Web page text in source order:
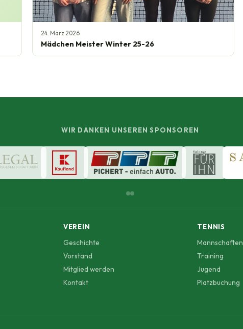
24. März 2026
Mädchen Meister Winter 25-26
WIR DANKEN UNSEREN SPONSOREN
VEREIN
Geschichte
Vorstand
Mitglied werden
Kontakt
TENNIS
Mannschaften
Training
Jugend
Platzbuchung